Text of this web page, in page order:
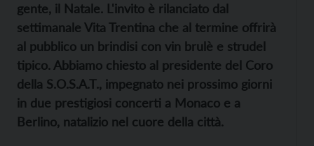
gente, il Natale. L'invito è rilanciato dal
settimanale Vita Trentina che al termine offrirà
al pubblico un brindisi con vin brulè e strudel
tipico. Abbiamo chiesto al presidente del Coro
della S.O.S.A.T., impegnato nei prossimo giorni
in due prestigiosi concerti a Monaco e a
Berlino, natalizio nel cuore della città.